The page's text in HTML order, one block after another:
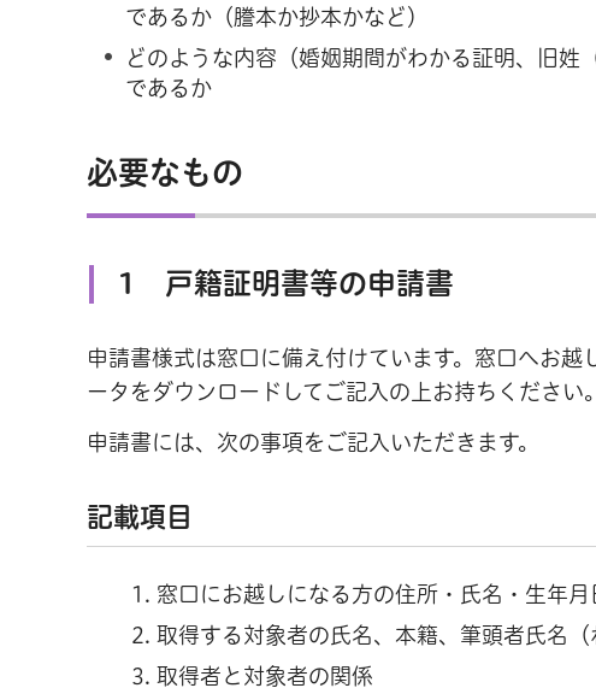
であるか（謄本か抄本かなど）
どのような内容（婚姻期間がわかる証明、旧
であるか
必要なもの
1 戸籍証明書等の申請書
申請書様式は窓口に備え付けています。窓口へお
ータをダウンロードしてご記入の上お持ちください。
申請書には、次の事項をご記入いただきます。
記載項目
窓口にお越しになる方の住所・氏名・生年月
取得する対象者の氏名、本籍、筆頭者氏名（
取得者と対象者の関係